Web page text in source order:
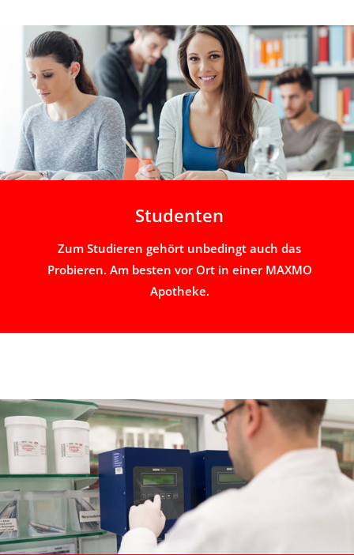
Studenten
Zum Studieren gehört unbedingt auch das
Probieren. Am besten vor Ort in einer MAXMO
Apotheke.